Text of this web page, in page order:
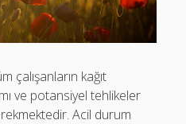
çalışanların kağıt
ve potansiyel tehlikeler
Acil durum